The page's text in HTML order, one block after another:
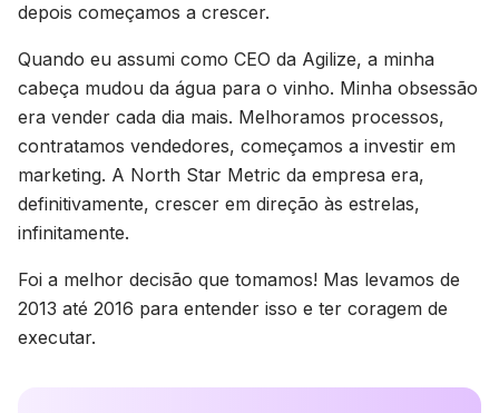
depois começamos a crescer.
Quando eu assumi como CEO da Agilize, a minha
cabeça mudou da água para o vinho. Minha obsessão
era vender cada dia mais. Melhoramos processos,
contratamos vendedores, começamos a investir em
marketing. A North Star Metric da empresa era,
definitivamente, crescer em direção às estrelas,
infinitamente.
Foi a melhor decisão que tomamos! Mas levamos de
2013 até 2016 para entender isso e ter coragem de
executar.